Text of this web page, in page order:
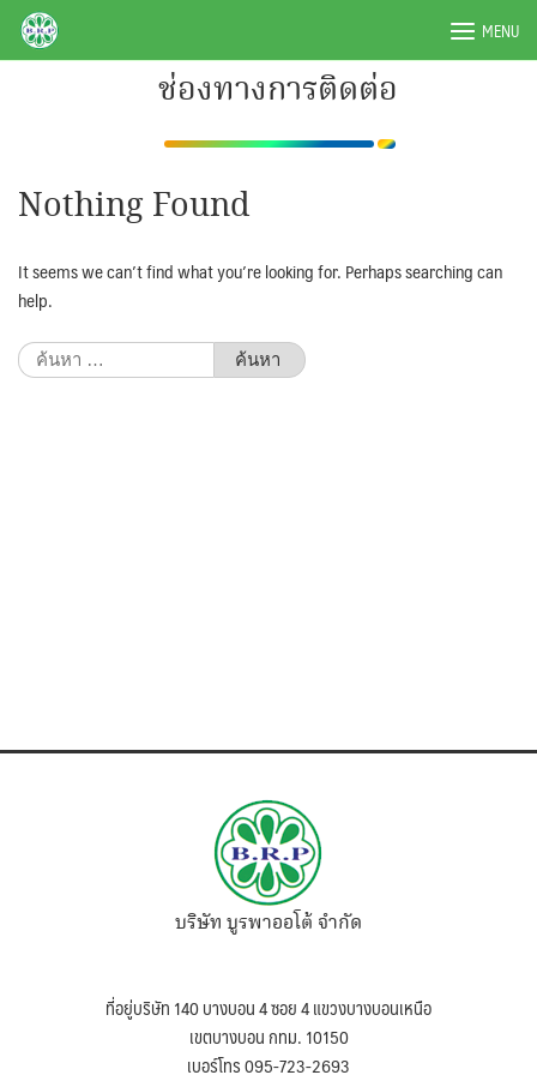
SkipBRPAUTO.COM MENU
ช่องทางการติดต่อ
Nothing Found
It seems we can’t find what you’re looking for. Perhaps searching can
help.
ค้นหา
สำหรับ:
บริษัท บูรพาออโต้ จำกัด
ที่อยู่บริษัท 140 บางบอน 4 ซอย 4 แขวงบางบอนเหนือ
เขตบางบอน กทม. 10150
เบอร์โทร 095-723-2693